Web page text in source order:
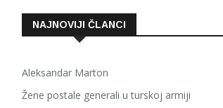
NAJNOVIJI ČLANCI
Aleksandar Marton
Žene postale generali u turskoj armiji